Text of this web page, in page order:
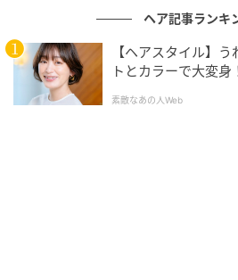
ヘア記事ランキ
【ヘアスタイル】
トとカラーで大変
素敵なあの人Web